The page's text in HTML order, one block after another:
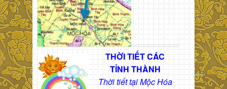
THỜI TIẾT CÁC
TỈNH THÀNH
Thời tiết tại Mộc Hóa